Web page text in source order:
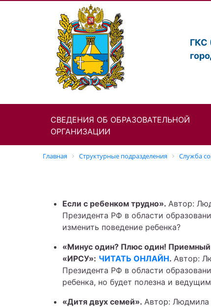
СВЕДЕНИЯ ОБ ОБРАЗОВАТЕЛЬНОЙ
ОРГАНИЗАЦИИ
Главная Структурные подразделения Cлужба
Если с ребенком трудно». Автор:
Президента РФ в области
изменить поведение ребенка?
«Минус один? Плюс один! Приемный
«ИРСУ»: ЧИТАТЬ ОНЛАЙН. Автор:
Президента РФ в области
ребенка, но будет полезна и
«Дитя двух семей». Автор: Людмила